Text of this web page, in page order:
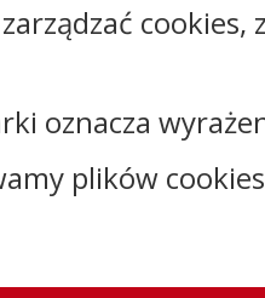
cookies,
oznacza
plików